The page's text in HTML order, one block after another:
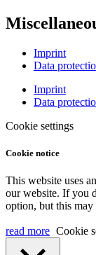
Imprint
Data
Imprint
Data
Cookie settings
Cookie notice
This website uses
our website. If you
option, but this
read more Cookie